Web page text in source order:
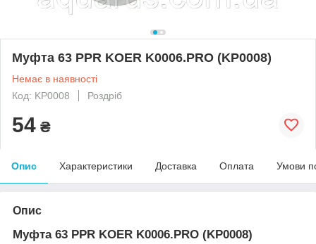
Муфта 63 PPR KOER K0006.PRO (KP0008)
Немає в наявності
Код: KP0008
Роздріб
54 ₴
Опис Характеристики Доставка Оплата Умови
Опис
Муфта 63 PPR KOER K0006.PRO (KP0008)